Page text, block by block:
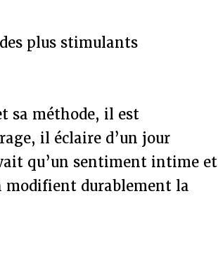
plus stimulants
sa méthode, il est
il éclaire d’un jour
qu’un sentiment intime et
modifient durablement la